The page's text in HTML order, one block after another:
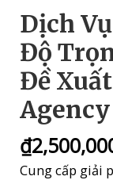
Dịch
Độ
Đề
₫
Cung cấp giải